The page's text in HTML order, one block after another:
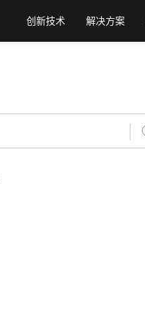
创新技术 解决方案